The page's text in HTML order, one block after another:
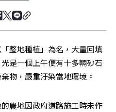
整地種植」為名，大量回填
是一個上午便有十多輛砂石
物，嚴重汙染當地環境。
農地因政府道路施工時未作